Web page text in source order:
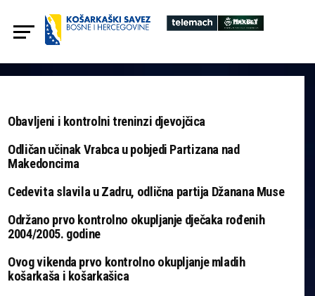
Obavljeni i kontrolni treninzi djevojčica
Odličan učinak Vrabca u pobjedi Partizana nad
Makedoncima
Cedevita slavila u Zadru, odlična partija Džanana Muse
Održano prvo kontrolno okupljanje dječaka rođenih
2004/2005. godine
Ovog vikenda prvo kontrolno okupljanje mladih
košarkaša i košarkašica